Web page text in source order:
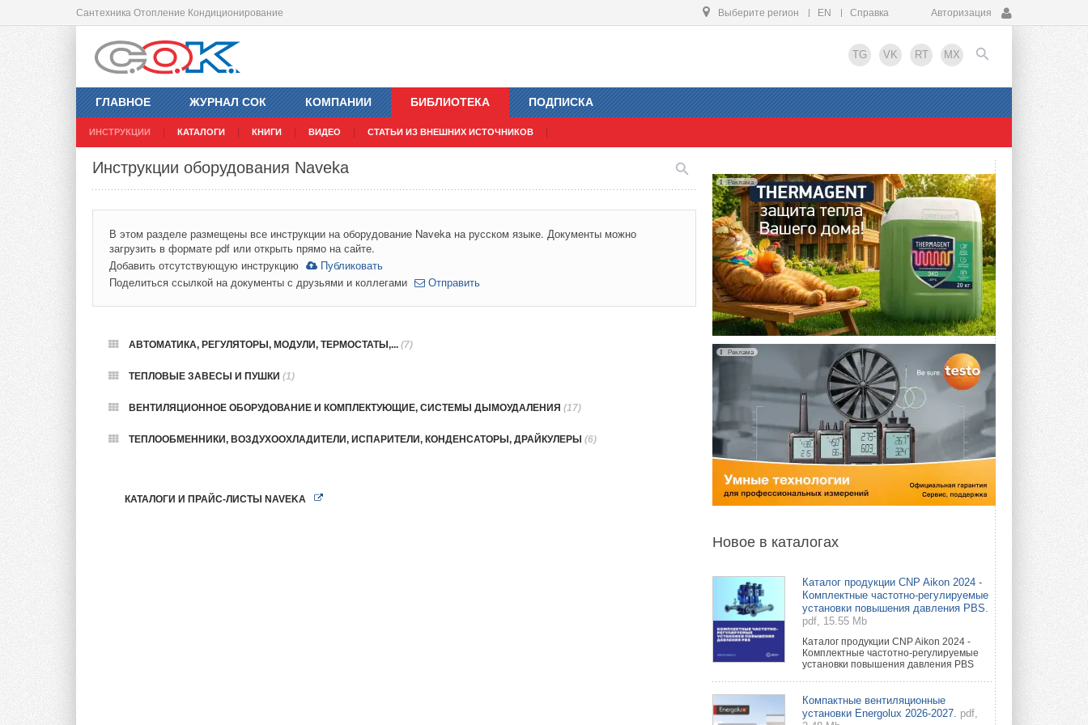
Сантехника Отопление Кондиционирование Выберите регион EN Справка Авторизация
TG VK RT MX
ГЛАВНОЕ ЖУРНАЛ СОК КОМПАНИИ БИБЛИОТЕКА
ИНСТРУКЦИИ КАТАЛОГИ КНИГИ ВИДЕО СТАТЬИ ИЗ ВНЕШНИХ ИСТОЧНИКОВ
ПОДПИСКА
EN
Инструкции оборудования Naveka
В этом разделе размещены все инструкции на оборудование Naveka на русском языке. Документы можно
загрузить в формате pdf или открыть прямо на сайте.
Добавить отсутствующую инструкцию
Публиковать
Поделиться ссылкой на документы с друзьями и коллегами
Отправить
АВТОМАТИКА, РЕГУЛЯТОРЫ, МОДУЛИ, ТЕРМОСТАТЫ,... (7)
ТЕПЛОВЫЕ ЗАВЕСЫ И ПУШКИ (1)
ВЕНТИЛЯЦИОННОЕ ОБОРУДОВАНИЕ И КОМПЛЕКТУЮЩИЕ, СИСТЕМЫ ДЫМОУДАЛЕНИЯ (17)
ТЕПЛООБМЕННИКИ, ВОЗДУХООХЛАДИТЕЛИ, ИСПАРИТЕЛИ, КОНДЕНСАТОРЫ, ДРАЙКУЛЕРЫ (6)
КАТАЛОГИ И ПРАЙС-ЛИСТЫ NAVEKA
Реклама
Реклама
Новое в каталогах
Каталог продукции CNP Aikon 2024 -
Комплектные частотно-регулируемые
установки повышения давления PBS.
pdf, 15.55 Mb
Каталог продукции CNP Aikon 2024 -
Комплектные частотно-регулируемые
установки повышения давления PBS
Компактные вентиляционные
установки Energolux 2026-2027. pdf,